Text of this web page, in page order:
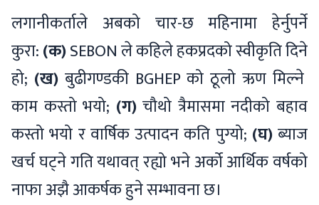
लगानीकर्ताले अबको चार-छ महिनामा हेर्नुपर्ने
कुरा:(क)SEBON ले कहिले हकप्रदको स्वीकृति दिने
हो; (ख)बुढीगण्डकी BGHEP को ठूलो ऋण मिल्ने
काम कस्तो भयो; (ग)चौथो त्रैमासमा नदीको बहाव
कस्तो भयो र वार्षिक उत्पादन कति पुग्यो; (घ)ब्याज
खर्च घट्ने गति यथावत् रह्यो भने अर्को आर्थिक वर्षको
नाफा अझै आकर्षक हुने सम्भावना छ।